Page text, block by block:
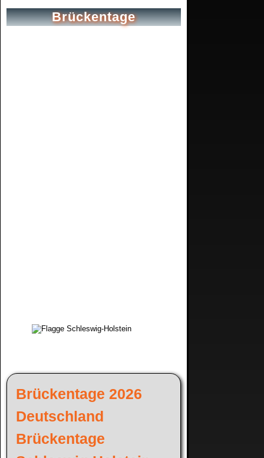
Brückentage
Brückentage 2026
Deutschland
Brückentage